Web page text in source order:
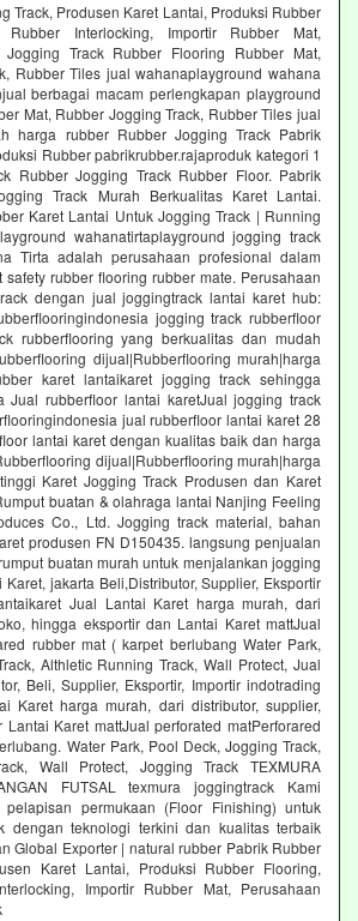
Track, Produsen Karet Lantai, Produksi Rubber
Rubber Interlocking, Importir Rubber Mat,
Jogging Track Rubber Flooring Rubber Mat,
Rubber Tiles jual wahanaplayground wahana
berbagai macam perlengkapan playground
Mat, Rubber Jogging Track, Rubber Tiles jual
harga rubber Rubber Jogging Track Pabrik
Rubber pabrikrubber.rajaproduk kategori 1
Rubber Jogging Track Rubber Floor. Pabrik
Track Murah Berkualitas Karet Lantai.
Karet Lantai Untuk Jogging Track | Running
wahanatirtaplayground jogging track
Tirta adalah perusahaan profesional dalam
rubber flooring rubber mate. Perusahaan
dengan jual joggingtrack lantai karet hub:
jogging track rubberfloor
rubberflooring yang berkualitas dan mudah
dijual|Rubberflooring murah|harga
karet lantaikaret jogging track sehingga
Jual rubberfloor lantai karetJual jogging track
jual rubberfloor lantai karet 28
lantai karet dengan kualitas baik dan harga
dijual|Rubberflooring murah|harga
Karet Jogging Track Produsen dan Karet
buatan & olahraga lantai Nanjing Feeling
Co., Ltd. Jogging track material, bahan
produsen FN D150435. langsung penjualan
buatan murah untuk menjalankan jogging
jakarta Beli,Distributor, Supplier, Eksportir
Jual Lantai Karet harga murah, dari
hingga eksportir dan Lantai Karet mattJual
rubber mat ( karpet berlubang Water Park,
Althletic Running Track, Wall Protect, Jual
Beli, Supplier, Eksportir, Importir indotrading
Karet harga murah, dari distributor, supplier,
Karet mattJual perforated matPerforared
Water Park, Pool Deck, Jogging Track,
Wall Protect, Jogging Track TEXMURA
FUTSAL texmura joggingtrack Kami
pelapisan permukaan (Floor Finishing) untuk
dengan teknologi terkini dan kualitas terbaik
Global Exporter | natural rubber Pabrik Rubber
Karet Lantai, Produksi Rubber Flooring,
Importir Rubber Mat, Perusahaan